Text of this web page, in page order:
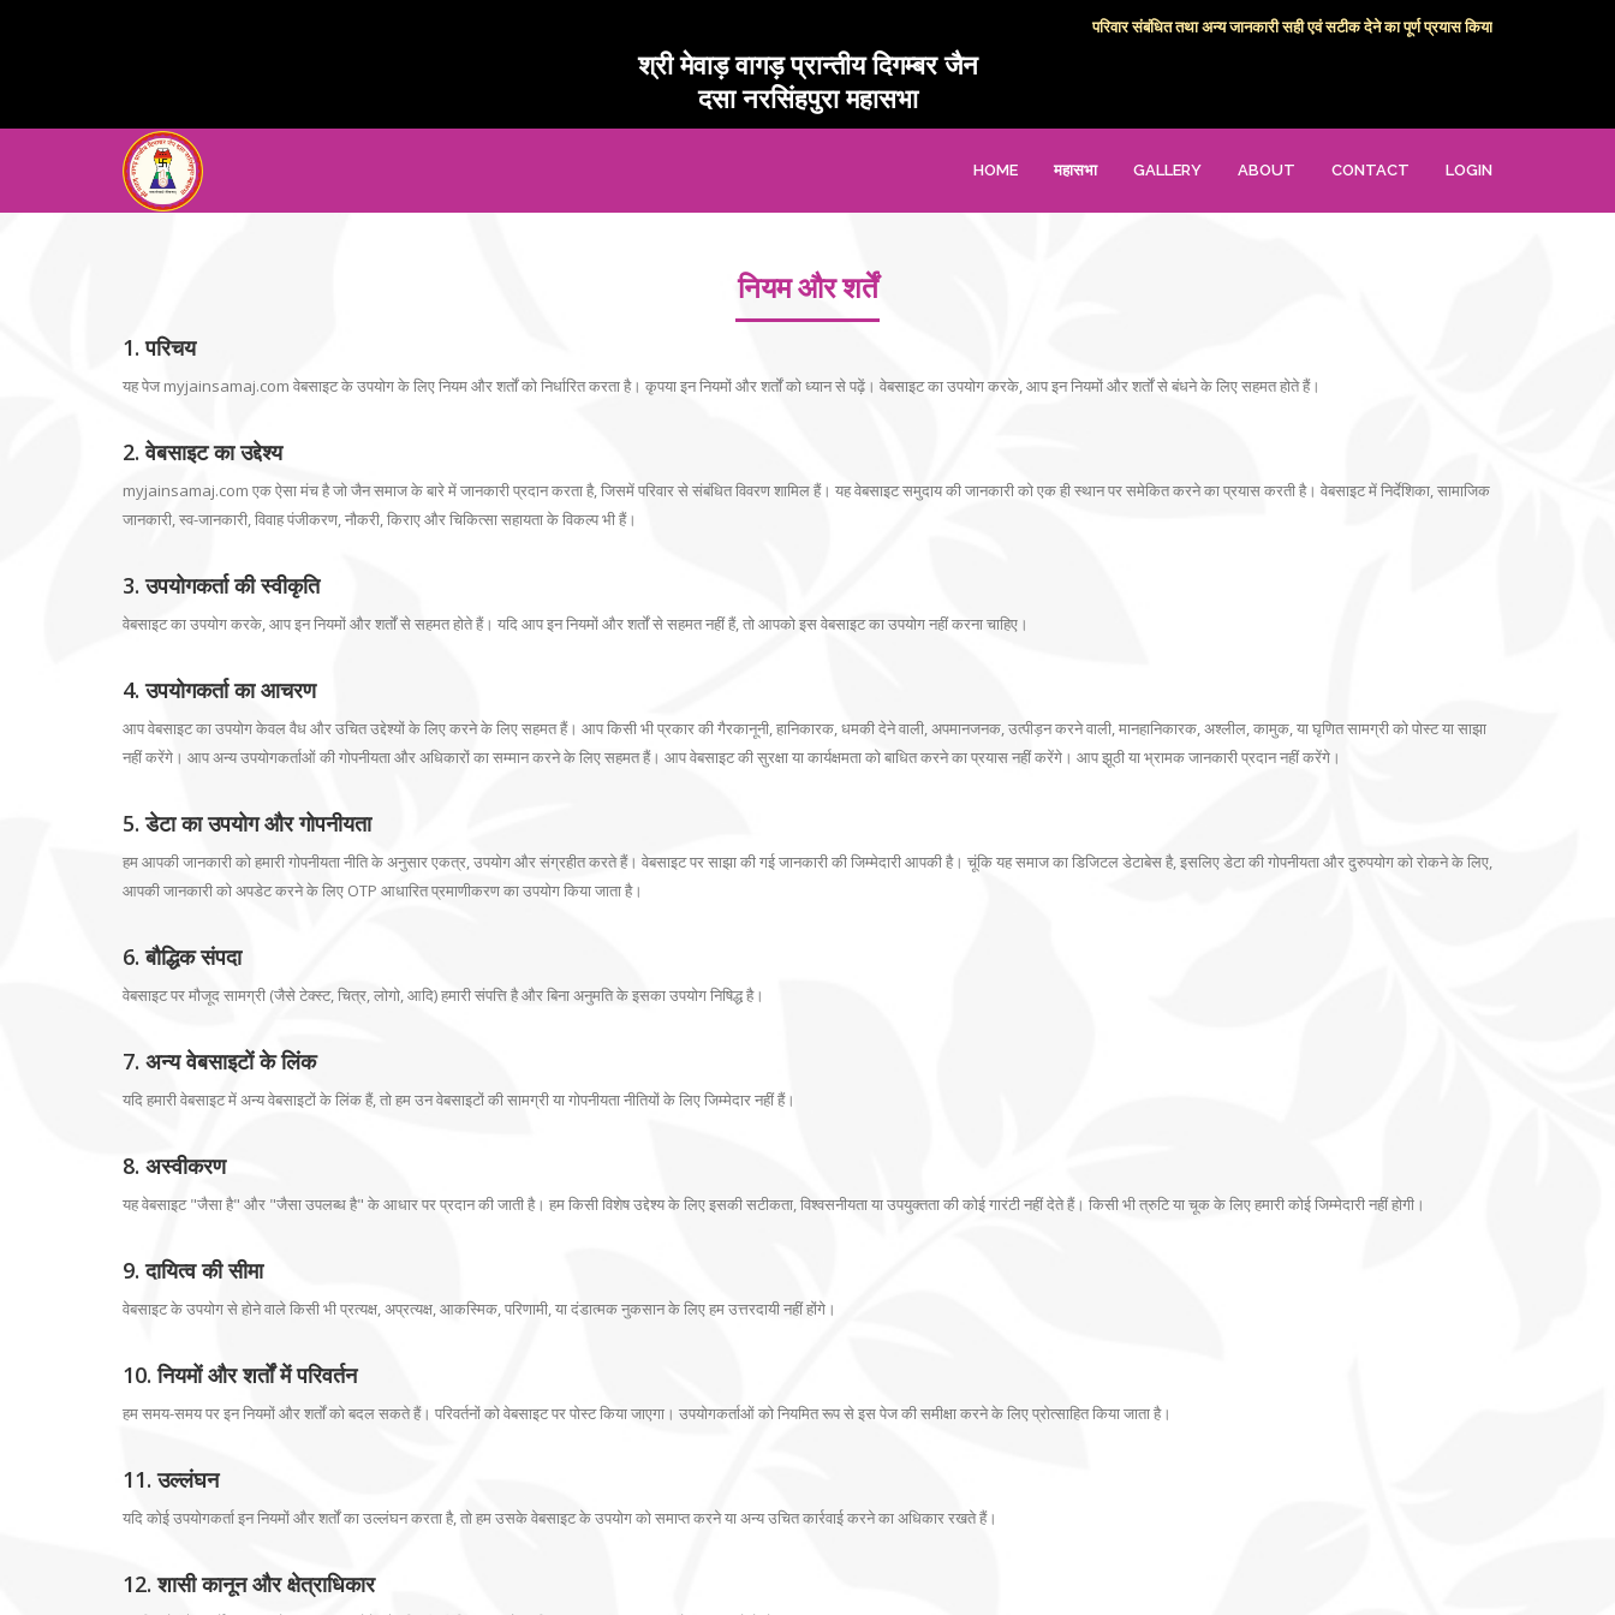
परिवार संबंधित तथा अन्य जानकारी सही एवं सटीक देने का पूर्ण प्रयास किया गया है। फिर भी कोई
श्री मेवाड़ वागड़ प्रान्तीय दिगम्बर जैन
दसा नरसिंहपुरा महासभा
HOME महासभा GALLERY ABOUT CONTACT LOGIN
नियम और शर्तें
1. परिचय
यह पेज myjainsamaj.com वेबसाइट के उपयोग के लिए नियम और शर्तों को निर्धारित करता है। कृपया इन नियमों और शर्तों को ध्यान से पढ़ें। वेबसाइट का उपयोग करके, आप इन नियमों और शर्तों से बंधने के लिए सहमत होते हैं।
2. वेबसाइट का उद्देश्य
myjainsamaj.com एक ऐसा मंच है जो जैन समाज के बारे में जानकारी प्रदान करता है, जिसमें परिवार से संबंधित विवरण शामिल हैं। यह वेबसाइट समुदाय की जानकारी को एक ही स्थान पर समेकित करने का प्रयास करती है। वेबसाइट में निर्देशिका, सामाजिक
जानकारी, स्व-जानकारी, विवाह पंजीकरण, नौकरी, किराए और चिकित्सा सहायता के विकल्प भी हैं।
3. उपयोगकर्ता की स्वीकृति
वेबसाइट का उपयोग करके, आप इन नियमों और शर्तों से सहमत होते हैं। यदि आप इन नियमों और शर्तों से सहमत नहीं हैं, तो आपको इस वेबसाइट का उपयोग नहीं करना चाहिए।
4. उपयोगकर्ता का आचरण
आप वेबसाइट का उपयोग केवल वैध और उचित उद्देश्यों के लिए करने के लिए सहमत हैं। आप किसी भी प्रकार की गैरकानूनी, हानिकारक, धमकी देने वाली, अपमानजनक, उत्पीड़न करने वाली, मानहानिकारक, अश्लील, कामुक, या घृणित सामग्री को पोस्ट या साझा
नहीं करेंगे। आप अन्य उपयोगकर्ताओं की गोपनीयता और अधिकारों का सम्मान करने के लिए सहमत हैं। आप वेबसाइट की सुरक्षा या कार्यक्षमता को बाधित करने का प्रयास नहीं करेंगे। आप झूठी या भ्रामक जानकारी प्रदान नहीं करेंगे।
5. डेटा का उपयोग और गोपनीयता
हम आपकी जानकारी को हमारी गोपनीयता नीति के अनुसार एकत्र, उपयोग और संग्रहीत करते हैं। वेबसाइट पर साझा की गई जानकारी की जिम्मेदारी आपकी है। चूंकि यह समाज का डिजिटल डेटाबेस है, इसलिए डेटा की गोपनीयता और दुरुपयोग को रोकने के लिए,
आपकी जानकारी को अपडेट करने के लिए OTP आधारित प्रमाणीकरण का उपयोग किया जाता है।
6. बौद्धिक संपदा
वेबसाइट पर मौजूद सामग्री (जैसे टेक्स्ट, चित्र, लोगो, आदि) हमारी संपत्ति है और बिना अनुमति के इसका उपयोग निषिद्ध है।
7. अन्य वेबसाइटों के लिंक
यदि हमारी वेबसाइट में अन्य वेबसाइटों के लिंक हैं, तो हम उन वेबसाइटों की सामग्री या गोपनीयता नीतियों के लिए जिम्मेदार नहीं हैं।
8. अस्वीकरण
यह वेबसाइट "जैसा है" और "जैसा उपलब्ध है" के आधार पर प्रदान की जाती है। हम किसी विशेष उद्देश्य के लिए इसकी सटीकता, विश्वसनीयता या उपयुक्तता की कोई गारंटी नहीं देते हैं। किसी भी त्रुटि या चूक के लिए हमारी कोई जिम्मेदारी नहीं होगी।
9. दायित्व की सीमा
वेबसाइट के उपयोग से होने वाले किसी भी प्रत्यक्ष, अप्रत्यक्ष, आकस्मिक, परिणामी, या दंडात्मक नुकसान के लिए हम उत्तरदायी नहीं होंगे।
10. नियमों और शर्तों में परिवर्तन
हम समय-समय पर इन नियमों और शर्तों को बदल सकते हैं। परिवर्तनों को वेबसाइट पर पोस्ट किया जाएगा। उपयोगकर्ताओं को नियमित रूप से इस पेज की समीक्षा करने के लिए प्रोत्साहित किया जाता है।
11. उल्लंघन
यदि कोई उपयोगकर्ता इन नियमों और शर्तों का उल्लंघन करता है, तो हम उसके वेबसाइट के उपयोग को समाप्त करने या अन्य उचित कार्रवाई करने का अधिकार रखते हैं।
12. शासी कानून और क्षेत्राधिकार